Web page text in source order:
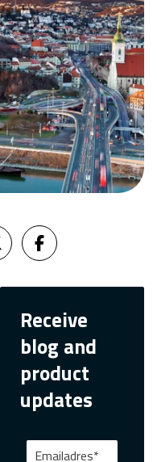
Receive
blog and
product
updates